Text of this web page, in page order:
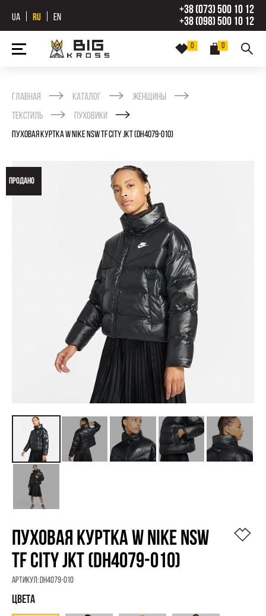
UA RU EN
+38 (073) 500 10 12
+38 (098) 500 10 12
0
0
Главная Каталог
Женщины
Текстиль
Пуховики
ПУХОВАЯ КУРТКА W NIKE NSW TF CITY JKT (DH4079-010)
ПРОДАНО
ПУХОВАЯ КУРТКА W NIKE NSW
TF CITY JKT (DH4079-010)
Артикул:DH4079-010